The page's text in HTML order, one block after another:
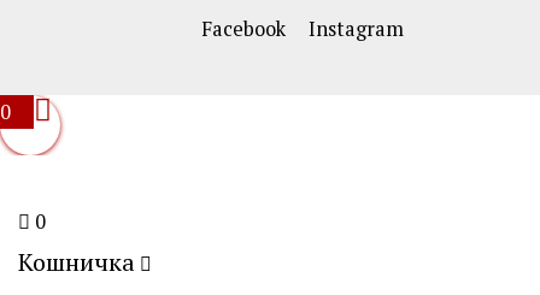
Facebook Instagram
0
0
Кошничка